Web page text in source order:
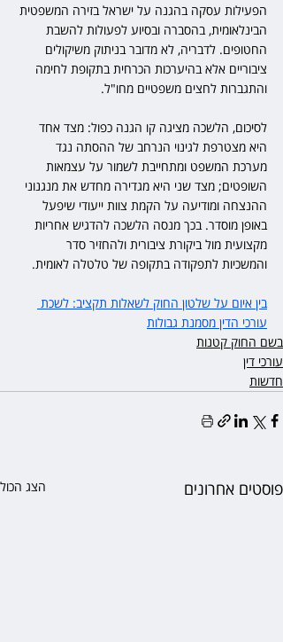
הפעילות עסקה בהגנה על ישראל בזירה המשפטית
הבינלאומית, בהסברה ובסיוע לפעולות להשבת
החטופים. לדבריה, לא מדובר בניתוק משיקולים
ציבוריים אלא בהיערכות הכרחית בתקופת לחימה
והתגברות לחצים משפטיים מחו"ל.
לסיכום, הלשכה מציגה קו הגנה כפול: מצד אחד
היא מצטרפת לגינוי הנרחב של ההסתה נגד
מערכת המשפט ומתחייבת לשמור על עצמאות
השופטים; מצד שני היא מגדירה מחדש את מנגנוני
ההנצחה ומודיעה על הקמת צוות ייעודי שיפעל
באופן מוסדר. בכך מנסה הלשכה להדגיש אחריות
מקצועית מול ביקורת ציבורית ולהחזיר סדר
והמשכיות לתפקודה בתקופה של טלטלה לאומית.
בין איום על שלטון החוק לשאלות תקציב: לשכת
עורכי הדין מסמנת גבולות
בשם החוק קטנות
עורכי דין
חדשות
פוסטים אחרונים הצג הכול